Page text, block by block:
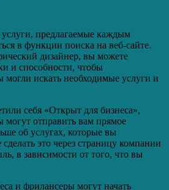
предлагаемые каждым
в функции поиска на веб-сайте.
дизайнер, вы можете
и способности, чтобы
искать необходимые услуги и
себя «Открыт для бизнеса»,
могут отправить вам прямое
об услугах, которые вы
это через страницу компании
в зависимости от того, что вы
и фрилансеры могут начать